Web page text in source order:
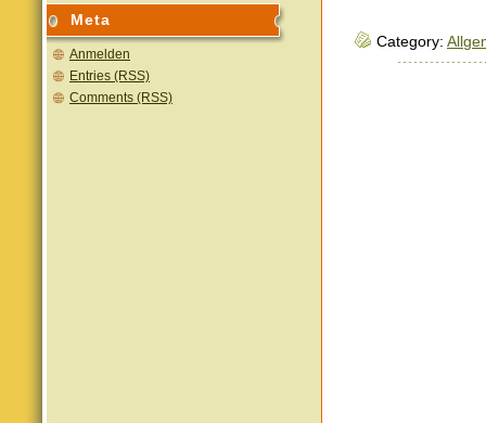
Meta
Anmelden
Entries (RSS)
Comments (RSS)
Category: